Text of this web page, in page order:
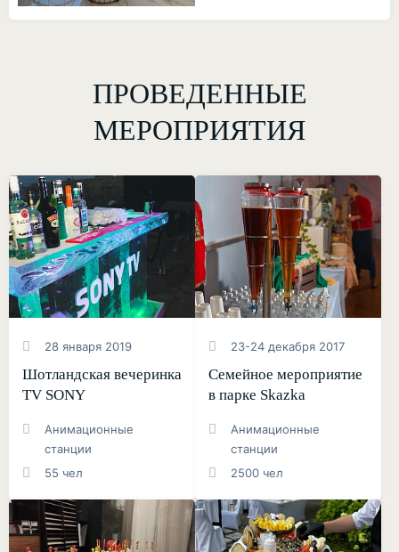
ПРОВЕДЕННЫЕ
МЕРОПРИЯТИЯ
28 января 2019
Шотландская вечеринка
TV SONY
Анимационные
станции
55 чел
23-24 декабря 2017
Семейное мероприятие
в парке Skazka
Анимационные
станции
2500 чел